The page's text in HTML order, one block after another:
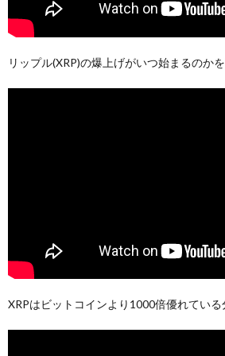
リップル(XRP)の爆上げがいつ始まるのか
XRPはビットコインより1000倍優れてい